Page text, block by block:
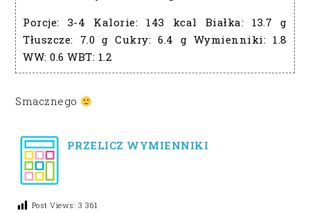
Porcje: 3-4 Kalorie: 143 kcal Białka: 13.7 g
Tłuszcze: 7.0 g Cukry:6.4 g Wymienniki: 1.8
WW:0.6 WBT: 1.2
Smacznego
PRZELICZ WYMIENNIKI
Post Views: 3 361